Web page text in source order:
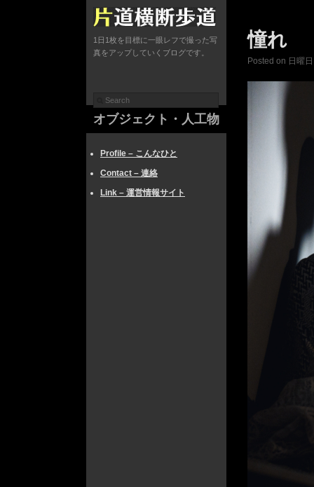
1日1枚を目標に一眼レフで撮った写
真をアップしていくブログです。
オブジェクト・人工物
Profile – こんなひと
Contact – 連絡
Link – 運営情報サイト
憧れ
Posted on 日曜